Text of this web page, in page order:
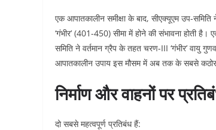
एक आपातकालीन समीक्षा के बाद, सीएक्यूएम उप-
‘गंभीर’ (401-450) सीमा में होने की संभावना होती
समिति ने वर्तमान ग्रैप के तहत चरण-III ‘गंभीर’ वायु
आपातकालीन उपाय इस मौसम में अब तक के सबसे कठोर
निर्माण और वाहनों पर
दो सबसे महत्वपूर्ण प्रतिबंध हैं: